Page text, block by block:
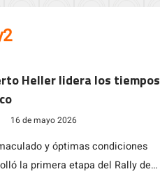
Heller lidera los tiempos
16 de mayo 2026
y óptimas condiciones
la primera etapa del Rally de